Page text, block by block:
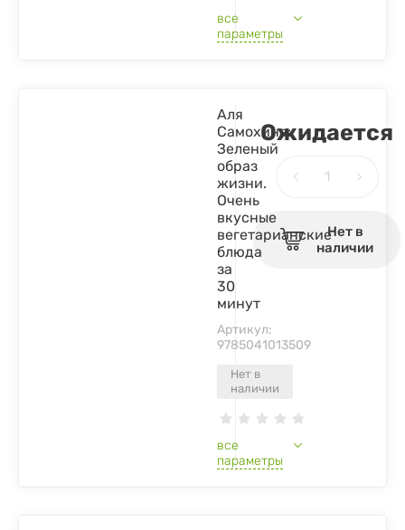
все
параметры
Нет в
наличии
Аля
Самохина:
Зеленый
образ
жизни.
Очень
вкусные
вегетарианские
блюда
за
30
минут
Артикул:
9785041013509
все
параметры
Ожидается
Нет в
наличии